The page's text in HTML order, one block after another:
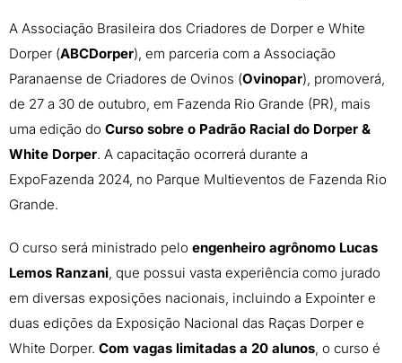
A Associação Brasileira dos Criadores de Dorper e White
Dorper (ABCDorper), em parceria com a Associação
Paranaense de Criadores de Ovinos (Ovinopar), promoverá,
de 27 a 30 de outubro, em Fazenda Rio Grande (PR), mais
uma edição do Curso sobre o Padrão Racial do Dorper &
White Dorper. A capacitação ocorrerá durante a
ExpoFazenda 2024, no Parque Multieventos de Fazenda Rio
Grande.
O curso será ministrado pelo engenheiro agrônomo Lucas
Lemos Ranzani, que possui vasta experiência como jurado
em diversas exposições nacionais, incluindo a Expointer e
duas edições da Exposição Nacional das Raças Dorper e
White Dorper. Com vagas limitadas a 20 alunos, o curso é